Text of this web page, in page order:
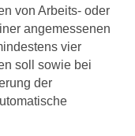
von Arbeits- oder
angemessenen
vier
soll sowie bei
der